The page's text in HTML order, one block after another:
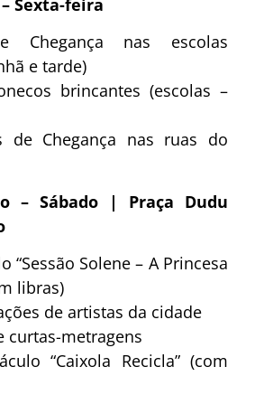
Chegança nas escolas
e tarde)
brincantes (escolas –
de Chegança nas ruas do
– Sábado | Praça Dudu
“Sessão Solene – A Princesa
libras)
de artistas da cidade
curtas-metragens
“Caixola Recicla” (com